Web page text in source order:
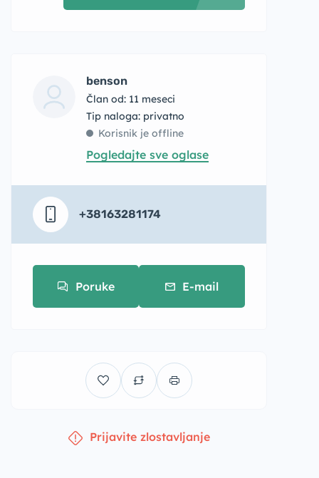
benson
Član od: 11 meseci
tip naloga: privatno
Korisnik je offline
Pogledajte sve oglase
+38163281174
Poruke E-mail
Prijavite zlostavljanje